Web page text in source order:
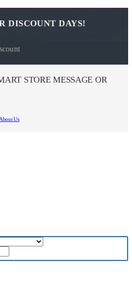
DISCOUNT DAYS!
STORE MESSAGE OR
About Us